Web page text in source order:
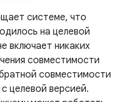
системе, что
на целевой
включает никаких
совместимости
совместимости
целевой версией.